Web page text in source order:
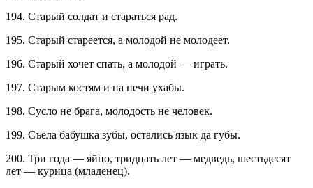
194. Старый солдат и стараться рад.
195. Старый стареется, а молодой не молодеет.
196. Старый хочет спать, а молодой — играть.
197. Старым костям и на печи ухабы.
198. Сусло не брага, молодость не человек.
199. Съела бабушка зубы, остались язык да губы.
200. Три года — яйцо, тридцать лет — медведь, шестьдесят
лет — курица (младенец).